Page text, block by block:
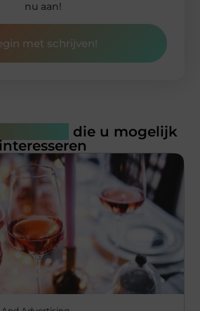
nu aan!
met schrijven!
die u mogelijk